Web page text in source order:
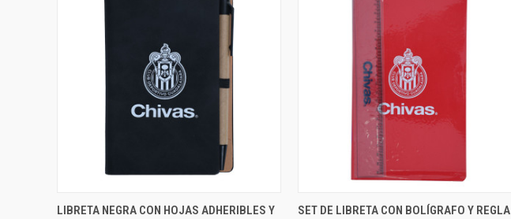
QUICK VIEW ADD TO CART
LIBRETA NEGRA CON HOJAS ADHERIBLES Y
QUICK VIEW VIEW OPTIONS
SET DE LIBRETA CON BOLÍGRAFO Y REGLA